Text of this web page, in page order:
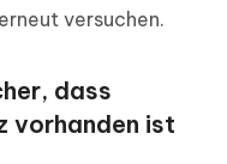
versuchen.
dass
vorhanden ist